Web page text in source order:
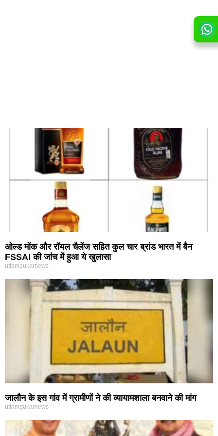
ओल्ड मोंक और रॉयल चैलेंज सहित कुल चार ब्रांड भारत में बैन
FSSAI की जांच में हुआ ये खुलासा
uttampukarnews
जालौन के इस गांव में ग्रामीणों ने की व्यायामशाला बनवाने की मांग
uttampukarnews